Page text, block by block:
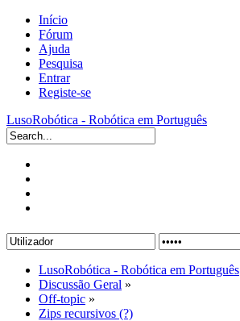
Início
Fórum
Ajuda
Pesquisa
Entrar
Registe-se
LusoRobótica - Robótica em Português
LusoRobótica - Robótica em Português
Discussão Geral »
Off-topic »
Zips recursivos (?)